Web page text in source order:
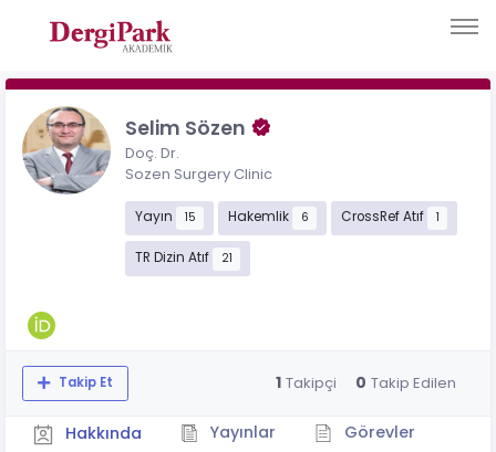
Selim Sözen
Doç. Dr.
Sozen Surgery Clinic
Yayın 15 Hakemlik 6 CrossRef Atıf 1
TR Dizin Atıf 21
Takip Et 1 Takipçi 0 Takip Edilen
Hakkında Yayınlar
Görevler